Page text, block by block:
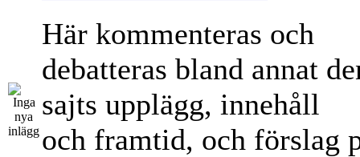
Här kommenteras och
debatteras bland annat
sajts upplägg, innehåll
och framtid, och förslag